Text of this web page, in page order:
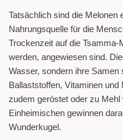
Tatsächlich sind die Melonen
Nahrungsquelle für die
Trockenzeit auf die
werden, angewiesen sind.
Wasser, sondern ihre Samen
Ballaststoffen, Vitaminen
zudem geröstet oder zu
Einheimischen gewinnen
Wunderkugel.